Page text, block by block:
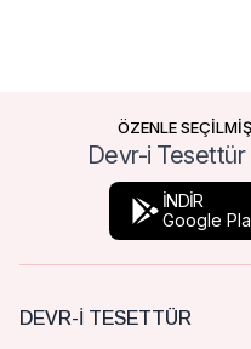
ÖZENLE
Devr-i Tesettür
İNDİR
Google
DEVR-I TESETTÜR